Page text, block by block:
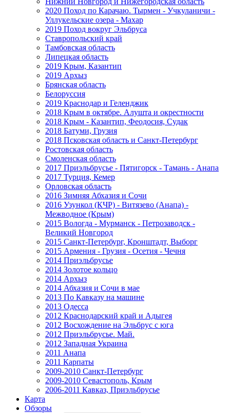
2020 Поход по Карачаю. Тырмен - Учкуланичи -
Уллукельские озера - Махар
2019 Поход вокруг Эльбруса
Ставропольский край
Тамбовская область
Липецкая область
2019 Крым, Казантип
2019 Архыз
Брянская область
Белоруссия
2019 Краснодар и Геленджик
2018 Крым в октябре. Алушта и окрестности
2018 Крым - Казантип, Феодосия, Судак
2018 Батуми, Грузия
2018 Псковская область и Санкт-Петербург
Ростовская область
Смоленская область
2017 Приэльбрусье - Пятигорск - Тамань - Анапа
2017 Турция, Кемер
Орловская область
2016 Зимняя Абхазия и Сочи
2016 Узункол (КЧР) - Витязево (Анапа) -
Межводное (Крым)
2015 Вологда - Мурманск - Петрозаводск -
Великий Новгород
2015 Санкт-Петербург, Кронштадт, Выборг
2015 Армения - Грузия - Осетия - Чечня
2014 Приэльбрусье
2014 Золотое кольцо
2014 Архыз
2014 Абхазия и Сочи в мае
2013 По Кавказу на машине
2013 Одесса
2012 Краснодарский край и Адыгея
2012 Восхождение на Эльбрус с юга
2012 Приэльбрусье. Май.
2012 Западная Украина
2011 Анапа
2011 Карпаты
2009-2010 Санкт-Петербург
2009-2010 Севастополь, Крым
2006-2011 Кавказ, Приэльбрусье
Карта
Обзоры